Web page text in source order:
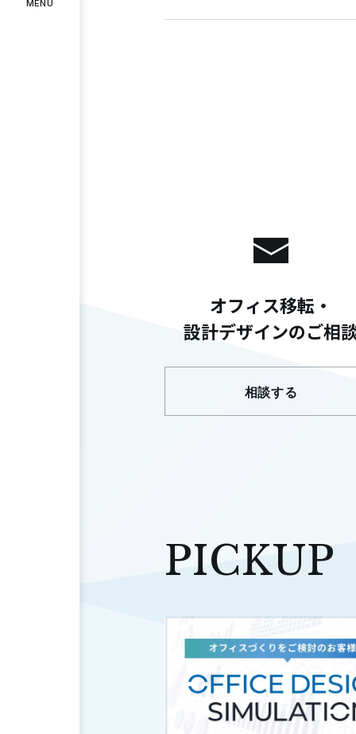
MENU
インタビュー お客様の声
Facebook
オフィス移転・
設計デザインのご相
相談する
PICKUP